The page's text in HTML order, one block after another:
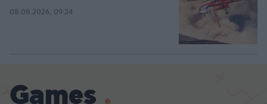
08.08.2026, 09:34
Games